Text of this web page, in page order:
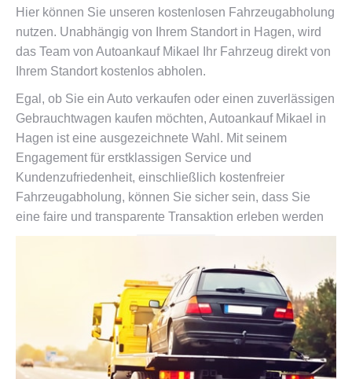
Hier können Sie unseren kostenlosen Fahrzeugabholung
nutzen. Unabhängig von Ihrem Standort in Hagen, wird
das Team von Autoankauf Mikael Ihr Fahrzeug direkt von
Ihrem Standort kostenlos abholen.
Egal, ob Sie ein Auto verkaufen oder einen zuverlässigen
Gebrauchtwagen kaufen möchten, Autoankauf Mikael in
Hagen ist eine ausgezeichnete Wahl. Mit seinem
Engagement für erstklassigen Service und
Kundenzufriedenheit, einschließlich kostenfreier
Fahrzeugabholung, können Sie sicher sein, dass Sie
eine faire und transparente Transaktion erleben werden